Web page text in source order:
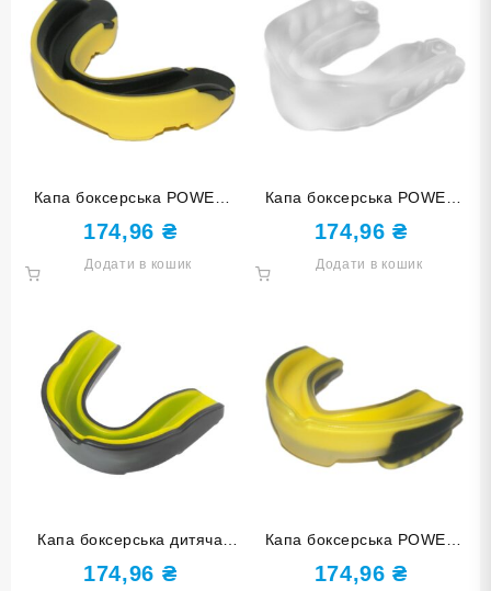
Капа боксерська POWER
MG-012-ЖЧ жовто-чорна
174,96 ₴
Додати в кошик
Капа боксерська POWER
MG-005-ПБ прозоро-біла
174,96₴
Додати в кошик
Капа боксерська дитяча
POWER MG-011-ЧЖ чорно-
жовта
174,96 ₴
Капа боксерська POWER
MG-006-ПЖЧ прозоро-
жовто-чорна
174,96₴